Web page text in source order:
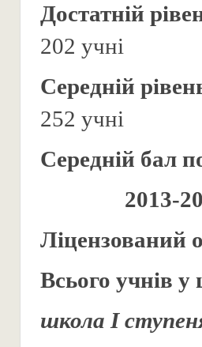
Достатній
202 учні
Середній
252 учні
Середній бал
2013-
Ліцензований
Всього учнів у
школа І